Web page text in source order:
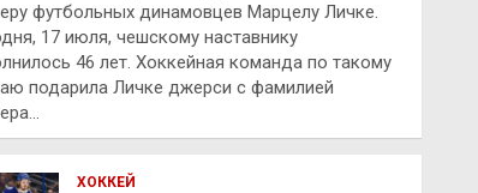
футбольных динамовцев Марцелу Личке.
17 июля, чешскому наставнику
46 лет. Хоккейная команда по такому
подарила Личке джерси с фамилией
ХОККЕЙ